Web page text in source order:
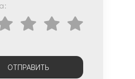
ОТПРАВИТЬ